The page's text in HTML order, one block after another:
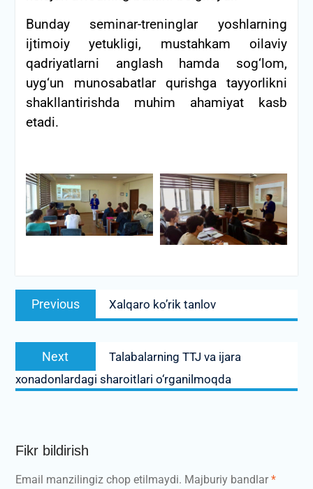
Bunday seminar-treninglar yoshlarning
ijtimoiy yetukligi, mustahkam oilaviy
qadriyatlarni anglash hamda sog‘lom,
uyg‘un munosabatlar qurishga tayyorlikni
shakllantirishda muhim ahamiyat kasb
etadi.
Post
menyusi
Previous
Previous
post:
Xalqaro ko’rik tanlov
Next
Next
post:
Talabalarning TTJ va ijara
xonadonlardagi sharoitlari o‘rganilmoqda
Fikr bildirish
Email manzilingiz chop etilmaydi. Majburiy bandlar*